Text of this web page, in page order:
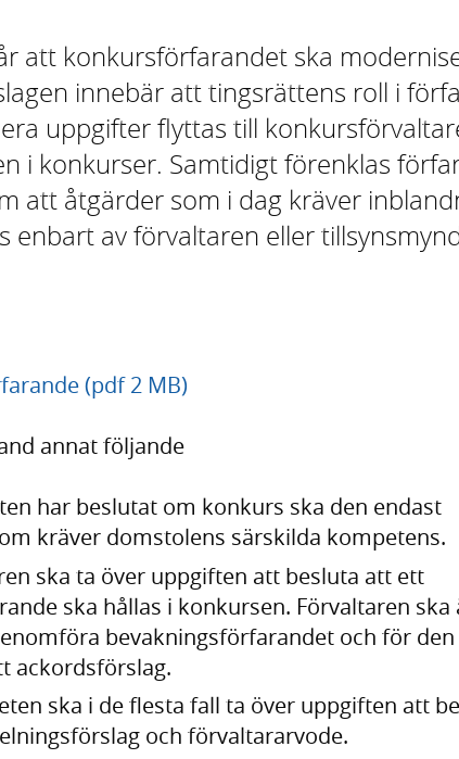
att konkursförfarandet ska
innebär att tingsrättens roll i
uppgifter flyttas till
i konkurser. Samtidigt förenklas
att åtgärder som i dag kräver
enbart av förvaltaren eller
(pdf 2 MB)
annat följande
har beslutat om konkurs ska den endast
kräver domstolens särskilda kompetens.
ska ta över uppgiften att besluta att ett
ska hållas i konkursen. Förvaltaren ska
bevakningsförfarandet och för
ackordsförslag.
ska i de flesta fall ta över uppgiften att
och förvaltararvode.